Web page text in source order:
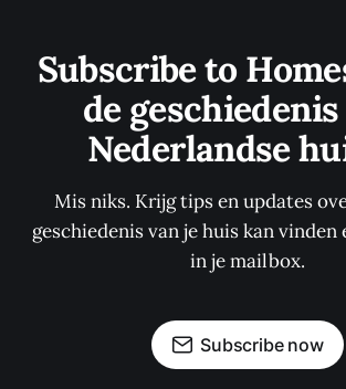
Subscribe to
de
Nederlandse
Mis niks. Krijg tips en updates
geschiedenis van je huis kan vinden
in je mailbox.
Subscribe now